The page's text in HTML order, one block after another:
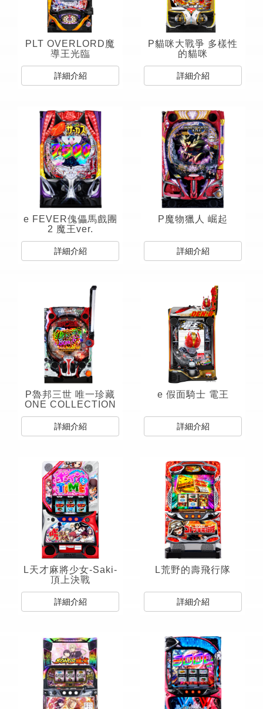
PLT OVERLORD魔
導王光臨
詳細介紹
P貓咪大戰爭 多樣性
的貓咪
詳細介紹
e FEVER傀儡馬戲團
2 魔王ver.
詳細介紹
P魔物獵人 崛起
詳細介紹
P魯邦三世 唯一珍藏
ONE COLLECTION
詳細介紹
e 假面騎士 電王
詳細介紹
L天才麻將少女‐Saki‐
頂上決戰
詳細介紹
L荒野的壽飛行隊
詳細介紹